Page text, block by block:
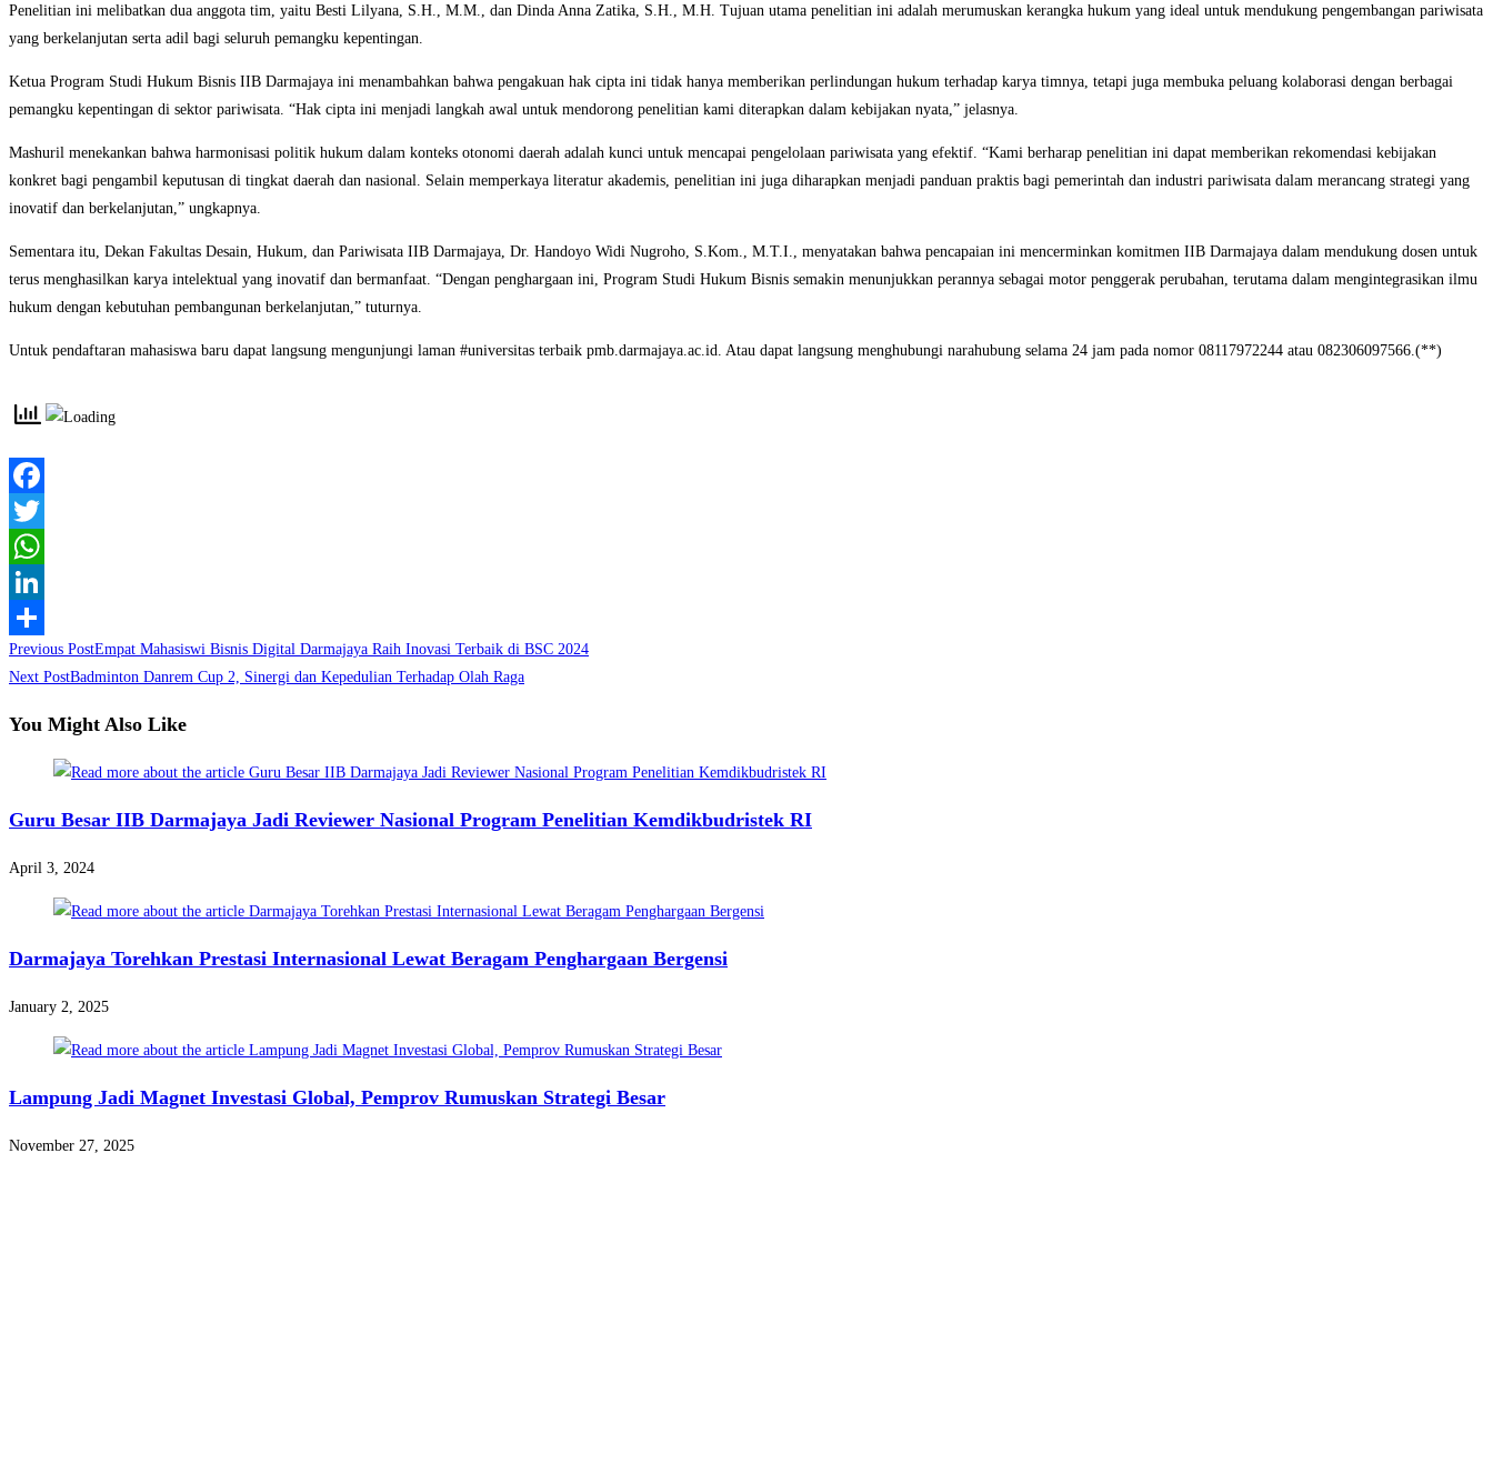
Penelitian ini melibatkan dua anggota tim, yaitu Besti Lilyana, S.H., M.M., dan Dinda Anna Zatika, S.H., M.H. Tujuan utama penelitian ini adalah merumuskan kerangka hukum yang ideal untuk mendukung pengembangan pariwisata
yang berkelanjutan serta adil bagi seluruh pemangku kepentingan.
Ketua Program Studi Hukum Bisnis IIB Darmajaya ini menambahkan bahwa pengakuan hak cipta ini tidak hanya memberikan perlindungan hukum terhadap karya timnya, tetapi juga membuka peluang kolaborasi dengan berbagai
pemangku kepentingan di sektor pariwisata. “Hak cipta ini menjadi langkah awal untuk mendorong penelitian kami diterapkan dalam kebijakan nyata,” jelasnya.
Mashuril menekankan bahwa harmonisasi politik hukum dalam konteks otonomi daerah adalah kunci untuk mencapai pengelolaan pariwisata yang efektif. “Kami berharap penelitian ini dapat memberikan rekomendasi kebijakan
konkret bagi pengambil keputusan di tingkat daerah dan nasional. Selain memperkaya literatur akademis, penelitian ini juga diharapkan menjadi panduan praktis bagi pemerintah dan industri pariwisata dalam merancang strategi yang
inovatif dan berkelanjutan,” ungkapnya.
Sementara itu, Dekan Fakultas Desain, Hukum, dan Pariwisata IIB Darmajaya, Dr. Handoyo Widi Nugroho, S.Kom., M.T.I., menyatakan bahwa pencapaian ini mencerminkan komitmen IIB Darmajaya dalam mendukung dosen untuk
terus menghasilkan karya intelektual yang inovatif dan bermanfaat. “Dengan penghargaan ini, Program Studi Hukum Bisnis semakin menunjukkan perannya sebagai motor penggerak perubahan, terutama dalam mengintegrasikan ilmu
hukum dengan kebutuhan pembangunan berkelanjutan,” tuturnya.
Untuk pendaftaran mahasiswa baru dapat langsung mengunjungi laman #universitas terbaik pmb.darmajaya.ac.id. Atau dapat langsung menghubungi narahubung selama 24 jam pada nomor 08117972244 atau 082306097566.(**)
Facebook
Twitter
WhatsApp
LinkedIn
Share
Read
more
articles
Previous PostEmpat Mahasiswi Bisnis Digital Darmajaya Raih Inovasi Terbaik di BSC 2024
Next PostBadminton Danrem Cup 2, Sinergi dan Kepedulian Terhadap Olah Raga
You Might Also Like
Guru Besar IIB Darmajaya Jadi Reviewer Nasional Program Penelitian Kemdikbudristek RI
April 3, 2024
Darmajaya Torehkan Prestasi Internasional Lewat Beragam Penghargaan Bergensi
January 2, 2025
Lampung Jadi Magnet Investasi Global, Pemprov Rumuskan Strategi Besar
November 27, 2025